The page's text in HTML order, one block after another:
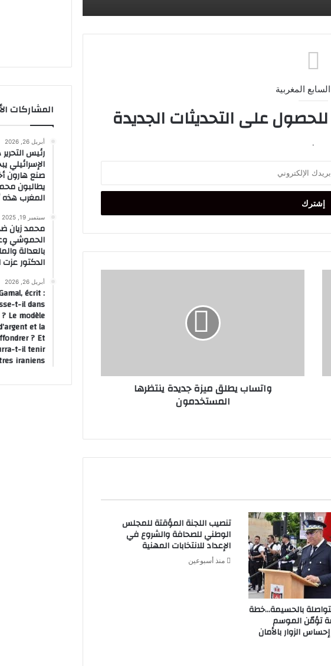
المغربية
على التحديثات الجديدة
.
واتساب يطلق ميزة جديدة ينتظرها
المستخدمون
بالحسيمة…خطة
تؤمّن الموسم
الزوار بالأمان
تنصيب اللجنة المؤقتة للمجلس
الوطني للصحافة والشروع في
الإعداد للانتخابات المهنية
منذ أسبوعين
المشاركات
أبريل 26, 2026
رئيس
صنع هارون
يطالبون
المغرب هذه
سبتمبر 19, 2025
محمد زيان
الحموشي
بالعدالة
الدكتور
أبريل 26, 2026
écrit :
t-il dans
Le modèle
et la
? Et
t-il tenir
iraniens ?